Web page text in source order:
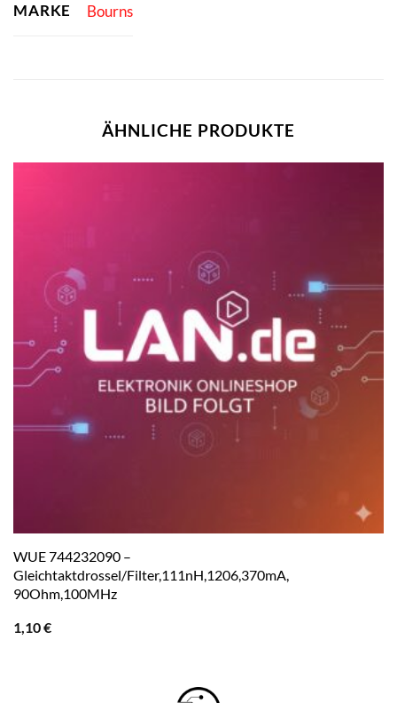
MARKE Bourns
ÄHNLICHE PRODUKTE
WUE 744232090 –
Gleichtaktdrossel/Filter,111nH,1206,370mA,
90Ohm,100MHz
1,10€